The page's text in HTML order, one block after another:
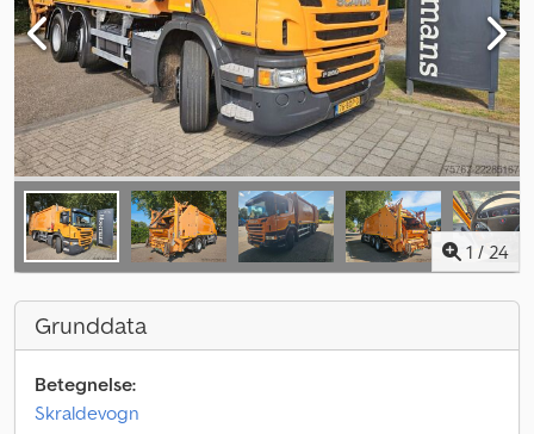
1 / 24
Grunddata
Betegnelse:
Skraldevogn